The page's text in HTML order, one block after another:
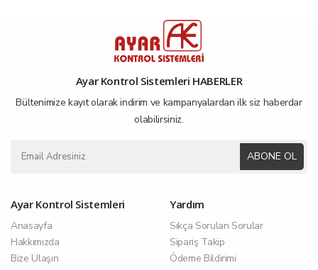
Ayar Kontrol Sistemleri HABERLER
Bültenimize kayıt olarak indirim ve kampanyalardan ilk siz haberdar
olabilirsiniz.
ABONE OL
Ayar Kontrol Sistemleri
Anasayfa
Hakkımızda
Bize Ulaşın
Yardım
Sıkça Sorulan Sorular
Sipariş Takip
Ödeme Bildirimi